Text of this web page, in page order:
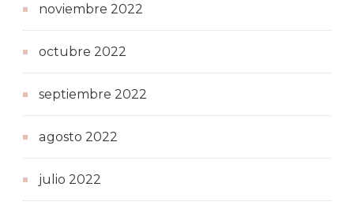
noviembre 2022
octubre 2022
septiembre 2022
agosto 2022
julio 2022